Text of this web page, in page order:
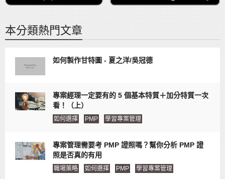
本分類熱門文章
如何製作甘特圖 - 夏之洋/吳冠德
專案經理一定要有的 5 個基本特質＋加分特質一次
看！（上）
如何選擇 PMP 學習專案管理
專案管理需要考 PMP 證照嗎？幫你分析 PMP 證
照是否真的有用
職場策略 如何選擇 PMP 學習專案管理